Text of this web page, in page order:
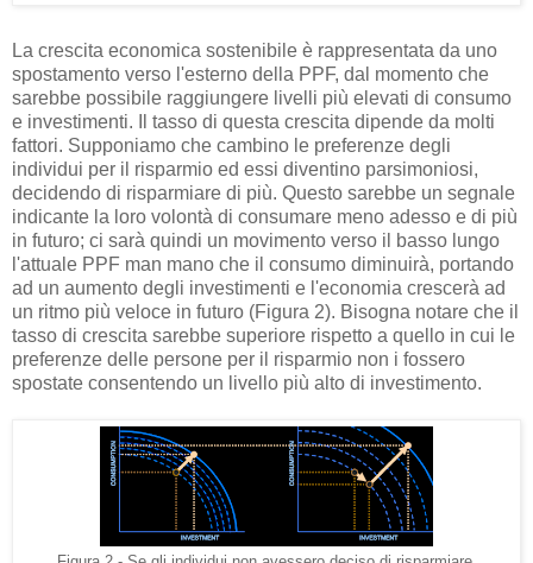
La crescita economica sostenibile è rappresentata da uno
spostamento verso l'esterno della PPF, dal momento che
sarebbe possibile raggiungere livelli più elevati di consumo
e investimenti. Il tasso di questa crescita dipende da molti
fattori. Supponiamo che cambino le preferenze degli
individui per il risparmio ed essi diventino parsimoniosi,
decidendo di risparmiare di più. Questo sarebbe un segnale
indicante la loro volontà di consumare meno adesso e di più
in futuro; ci sarà quindi un movimento verso il basso lungo
l'attuale PPF man mano che il consumo diminuirà, portando
ad un aumento degli investimenti e l'economia crescerà ad
un ritmo più veloce in futuro (Figura 2). Bisogna notare che il
tasso di crescita sarebbe superiore rispetto a quello in cui le
preferenze delle persone per il risparmio non i fossero
spostate consentendo un livello più alto di investimento.